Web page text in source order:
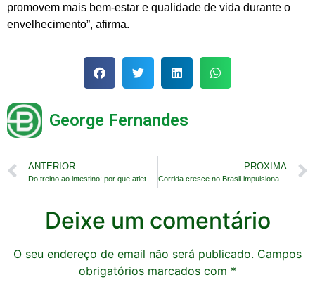
promovem mais bem-estar e qualidade de vida durante o
envelhecimento”, afirma.
George Fernandes
ANTERIOR PROXIMA
Corrida cresce no Brasil impulsionada por mulheres, jovens adultos e iniciantes
Deixe um comentário
O seu endereço de email não será publicado. Campos
obrigatórios marcados com *